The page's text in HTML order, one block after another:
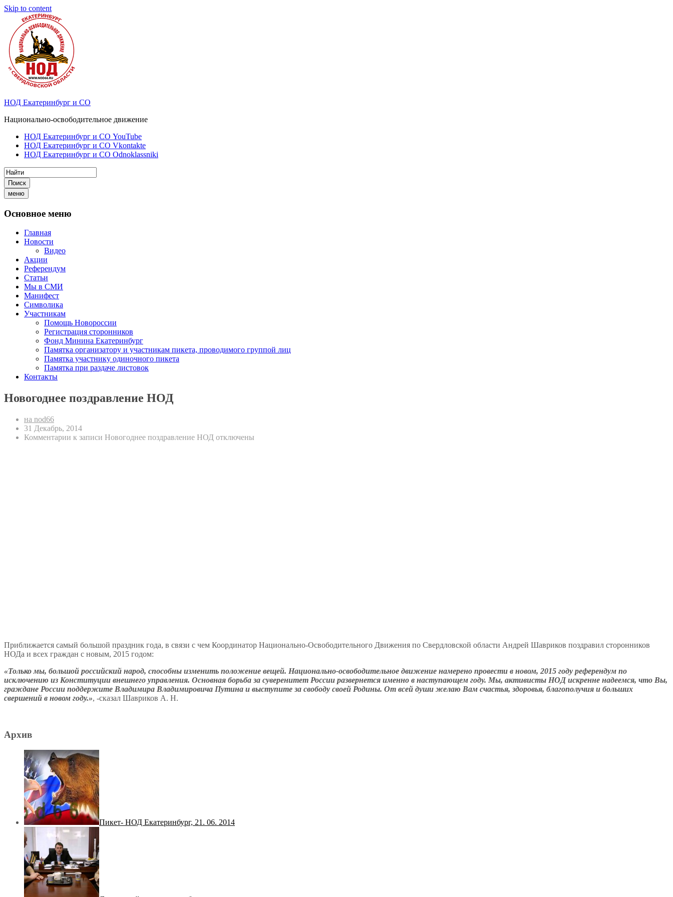
Skip to content
НОД Екатеринбург и СО
Национально-освободительное движение
НОД Екатеринбург и СО YouTube
НОД Екатеринбург и СО Vkontakte
НОД Екатеринбург и СО Odnoklassniki
Поиск
меню
Основное меню
Главная
Новости
Видео
Акции
Референдум
Статьи
Мы в СМИ
Манифест
Символика
Участникам
Помощь Новороссии
Регистрация сторонников
Фонд Минина Екатеринбург
Памятка организатору и участникам пикета, проводимого группой лиц
Памятка участнику одиночного пикета
Памятка при раздаче листовок
Контакты
Новогоднее поздравление НОД
на nod66
31 Декабрь, 2014
Комментарии к записи Новогоднее поздравление НОД отключены
Приближается самый большой праздник года, в связи с чем Координатор Национально-Освободительного Движения по Свердловской области Андрей Шавриков поздравил сторонников
НОДа и всех граждан с новым, 2015 годом:
«Только мы, большой российский народ, способны изменить положение вещей. Национально-освободительное движение намерено провести в новом, 2015 году референдум по
исключению из Конституции внешнего управления. Основная борьба за суверенитет России развернется именно в наступающем году. Мы, активисты НОД искренне надеемся, что Вы,
граждане России поддержите Владимира Владимировича Путина и выступите за свободу своей Родины. От всей души желаю Вам счастья, здоровья, благополучия и больших
свершений в новом году.», -сказал Шавриков А. Н.
Архив
Пикет- НОД Екатеринбург, 21. 06. 2014